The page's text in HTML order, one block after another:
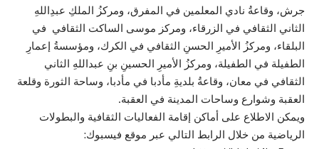
جرش، وقاعةُ نادي المعلمين في المفرق، ومركزُ الملكِ عبدِاللهِ
الثاني الثقافي في الزرقاء، ومركز موسى الساكت الثقافي في
البلقاء، ومركزُ الأميرِ الحسنِ الثقافي في الكرك، ومؤسسةُ إعمارِ
الطفيلة في الطفيلة، ومركزُ الأميرِ الحسينِ بنِ عبداللهِ الثاني
الثقافي في معان، وقاعةُ بلديةِ مأدبا في مأدبا، وساحة الثورة وقلعة
العقبة وشوارع وساحات المدينة في العقبة.
ويمكن الاطلاع على أماكن إقامة الفعاليات الثقافية والبطولات
الرياضية من خلال الرابط التالي عبر موقع فيسبوك: